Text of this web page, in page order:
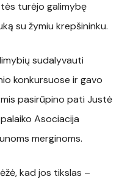
turėjo galimybę
su žymiu krepšininku.
sudalyvauti
konkursuose ir gavo
pasirūpino pati Justė
Asociacija
merginoms.
kad jos tikslas –